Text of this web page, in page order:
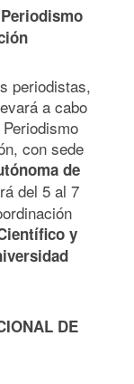
periodistas,
a cabo
con sede
de
del 5 al 7
y
DE